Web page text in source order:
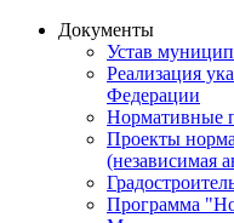
Документы
Устав
Реализация
Федерации
Нормативные
Проекты
(независимая
Программа